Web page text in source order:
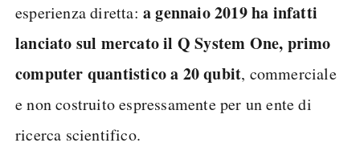
esperienza diretta: a gennaio 2019 ha infatti
lanciato sul mercato il Q System One, primo
computer quantistico a 20 qubit, commerciale
e non costruito espressamente per un ente di
ricerca scientifico.